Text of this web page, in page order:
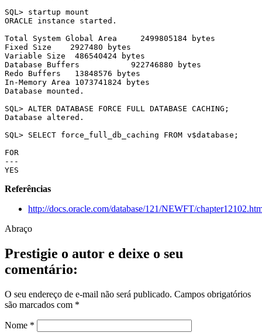
SQL> startup mount
ORACLE instance started.
Total System Global Area     2499805184 bytes
Fixed Size    2927480 bytes
Variable Size  486540424 bytes
Database Buffers           922746880 bytes
Redo Buffers   13848576 bytes
In-Memory Area 1073741824 bytes
Database mounted.
SQL> ALTER DATABASE FORCE FULL DATABASE CACHING;
Database altered.
SQL> SELECT force_full_db_caching FROM v$database;
FOR
---
YES
Referências
http://docs.oracle.com/database/121/NEWFT/
Abraço
Prestigie o autor e deixe o seu
comentário:
O seu endereço de e-mail não será publicado. Campos obrigatórios
são marcados com *
Nome *